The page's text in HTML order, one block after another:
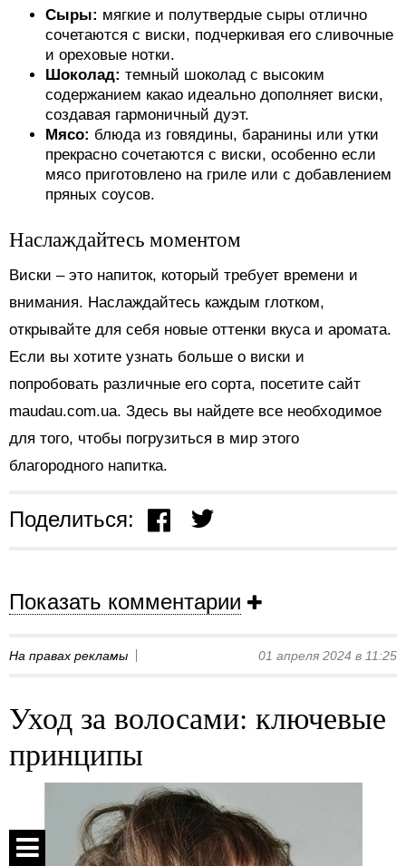
Сыры: мягкие и полутвердые сыры отлично
сочетаются с виски, подчеркивая его сливочные
и ореховые нотки.
Шоколад: темный шоколад с высоким
содержанием какао идеально дополняет виски,
создавая гармоничный дуэт.
Мясо: блюда из говядины, баранины или утки
прекрасно сочетаются с виски, особенно если
мясо приготовлено на гриле или с добавлением
пряных соусов.
Наслаждайтесь моментом
Виски – это напиток, который требует времени и
внимания. Наслаждайтесь каждым глотком,
открывайте для себя новые оттенки вкуса и аромата.
Если вы хотите узнать больше о виски и
попробовать различные его сорта, посетите сайт
maudau.com.ua. Здесь вы найдете все необходимое
для того, чтобы погрузиться в мир этого
благородного напитка.
Поделиться:
Показать комментарии
На правах рекламы 01 апреля 2024 в 11:25
Уход за волосами: ключевые
принципы